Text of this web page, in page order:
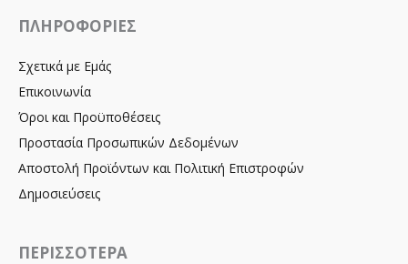
ΠΛΗΡΟΦΟΡΙΕΣ
Σχετικά με Εμάς
Επικοινωνία
Όροι και Προϋποθέσεις
Προστασία Προσωπικών Δεδομένων
Αποστολή Προϊόντων και Πολιτική Επιστροφών
Δημοσιεύσεις
ΠΕΡΙΣΣΟΤΕΡΑ